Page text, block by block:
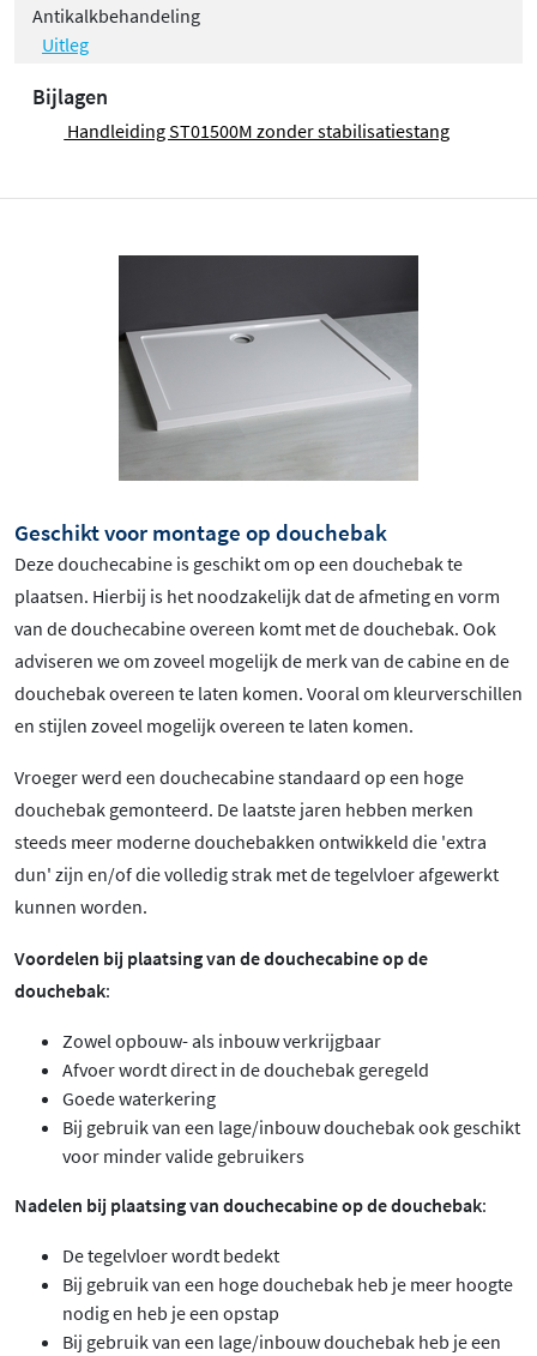
Antikalkbehandeling
Uitleg
Bijlagen
Handleiding ST01500M zonder stabilisatiestang
Geschikt voor montage op douchebak
Deze douchecabine is geschikt om op een douchebak te
plaatsen. Hierbij is het noodzakelijk dat de afmeting en vorm
van de douchecabine overeen komt met de douchebak. Ook
adviseren we om zoveel mogelijk de merk van de cabine en de
douchebak overeen te laten komen. Vooral om kleurverschillen
en stijlen zoveel mogelijk overeen te laten komen.
Vroeger werd een douchecabine standaard op een hoge
douchebak gemonteerd. De laatste jaren hebben merken
steeds meer moderne douchebakken ontwikkeld die 'extra
dun' zijn en/of die volledig strak met de tegelvloer afgewerkt
kunnen worden.
Voordelen bij plaatsing van de douchecabine op de
douchebak:
Zowel opbouw- als inbouw verkrijgbaar
Afvoer wordt direct in de douchebak geregeld
Goede waterkering
Bij gebruik van een lage/inbouw douchebak ook geschikt
voor minder valide gebruikers
Nadelen bij plaatsing van douchecabine op de douchebak:
De tegelvloer wordt bedekt
Bij gebruik van een hoge douchebak heb je meer hoogte
nodig en heb je een opstap
Bij gebruik van een lage/inbouw douchebak heb je een